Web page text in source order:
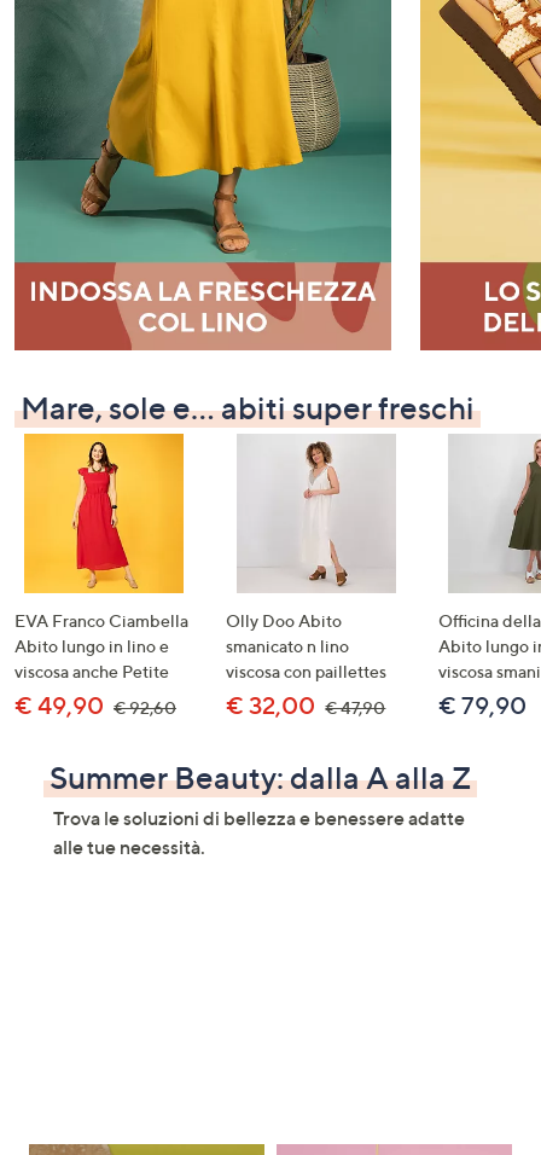
Mare, sole e… abiti super freschi
EVA Franco Ciambella
Abito lungo in lino e
viscosa anche Petite
€ 49,90 € 92,60
Olly Doo Abito
smanicato n lino
viscosa con paillettes
€ 32,00 € 47,90
Officina
Abito lungo
viscosa
€ 79,90
Summer Beauty: dalla A alla Z
Trova le soluzioni di bellezza e benessere adatte
alle tue necessità.